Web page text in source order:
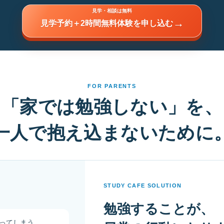
見学・相談は無料
見学予約＋2時間無料体験を申し込む→
FOR PARENTS
「家では勉強しない」を、
人で抱え込まないために
STUDY CAFE SOLUTION
勉強することが、